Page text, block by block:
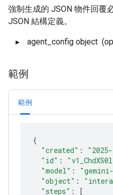
強制生成的 JSON 物件回覆
JSON 結構定義。
agent_config object
範例
範例
{
"created" :
"id" :
"model" :
"object" :
"steps" :
[